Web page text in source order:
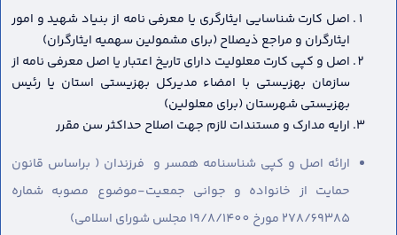
اصل کارت شناسایی ایثارگری یا معرفی نامه از بنیاد شهید و امور
ایثارگران و مراجع ذیصلاح (برای مشمولین سهمیه ایثارگران)
اصل و کپی کارت معلولیت دارای تاریخ اعتبار یا اصل معرفی نامه از
سازمان بهزیستی با امضاء مدیرکل بهزیستی استان یا رئیس
بهزیستی شهرستان (برای معلولین)
ارایه مدارک و مستندات لازم جهت اصلاح حداکثر سن مقرر
ارائه اصل و کپی شناسنامه همسر و فرزندان ( براساس قانون
حمایت از خانواده و جوانی جمعیت-موضوع مصوبه شماره
278/69385 مورخ 19/8/1400 مجلس شورای اسلامی)